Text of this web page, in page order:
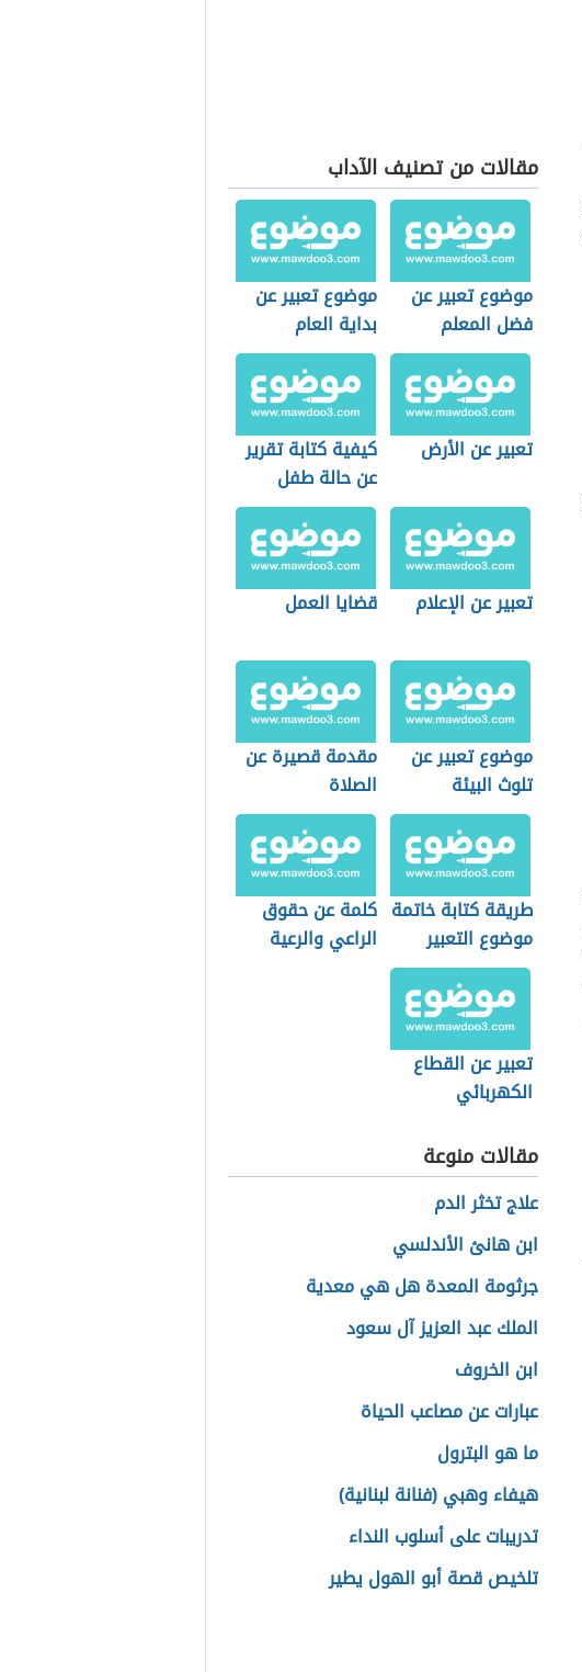
مقالات من تصنيف الآداب
موضوع تعبير عن
فضل المعلم
موضوع تعبير عن
بداية العام
الدراسي الجديد
تعبير عن الأرض
كيفية كتابة تقرير
عن حالة طفل
تعبير عن الإعلام قضايا العمل
موضوع تعبير عن
تلوث البيئة
مقدمة قصيرة عن
الصلاة
طريقة كتابة خاتمة
موضوع التعبير
كلمة عن حقوق
الراعي والرعية
تعبير عن القطاع
الكهربائي
مقالات منوعة
علاج تخثر الدم
ابن هانئ الأندلسي
جرثومة المعدة هل هي معدية
الملك عبد العزيز آل سعود
ابن الخروف
عبارات عن مصاعب الحياة
ما هو البترول
هيفاء وهبي (فنانة لبنانية)
تدريبات على أسلوب النداء
تلخيص قصة أبو الهول يطير